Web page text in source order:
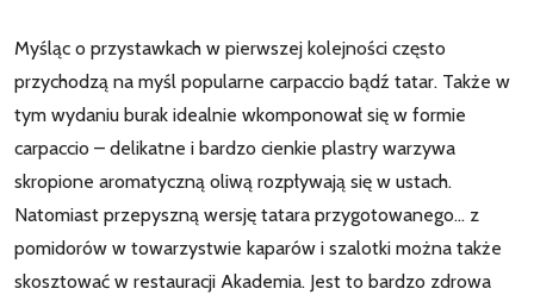
Myśląc o przystawkach w pierwszej kolejności często
przychodzą na myśl popularne carpaccio bądź tatar. Także w
tym wydaniu burak idealnie wkomponował się w formie
carpaccio – delikatne i bardzo cienkie plastry warzywa
skropione aromatyczną oliwą rozpływają się w ustach.
Natomiast przepyszną wersję tatara przygotowanego… z
pomidorów w towarzystwie kaparów i szalotki można także
skosztować w restauracji Akademia. Jest to bardzo zdrowa